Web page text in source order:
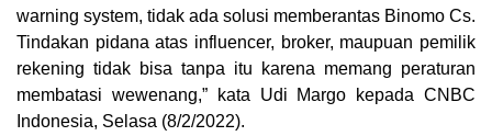
warning system, tidak ada solusi memberantas Binomo Cs.
Tindakan pidana atas influencer, broker, maupuan pemilik
rekening tidak bisa tanpa itu karena memang peraturan
membatasi wewenang,” kata Udi Margo kepada CNBC
Indonesia, Selasa (8/2/2022).